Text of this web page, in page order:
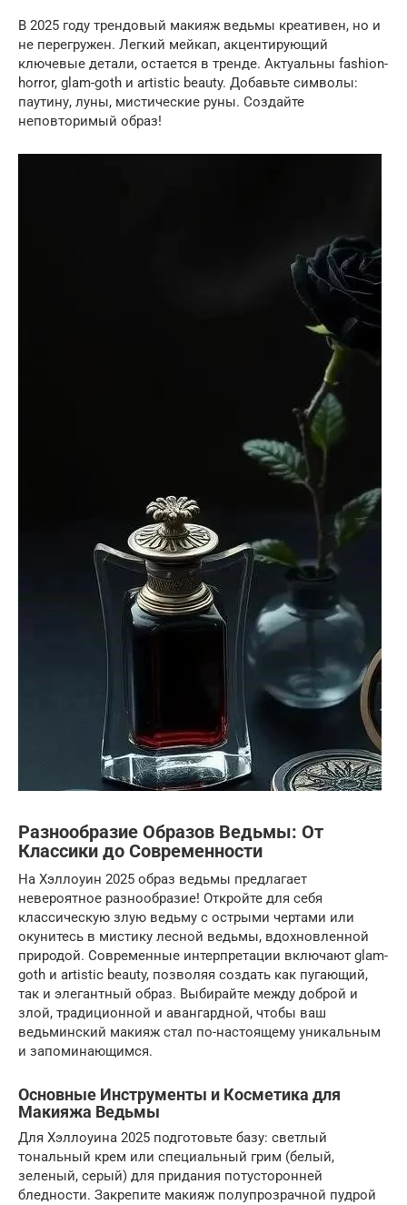
В 2025 году трендовый макияж ведьмы креативен, но и
не перегружен. Легкий мейкап, акцентирующий
ключевые детали, остается в тренде. Актуальны fashion-
horror, glam-goth и artistic beauty. Добавьте символы:
паутину, луны, мистические руны. Создайте
неповторимый образ!
Разнообразие Образов Ведьмы: От
Классики до Современности
На Хэллоуин 2025 образ ведьмы предлагает
невероятное разнообразие! Откройте для себя
классическую злую ведьму с острыми чертами или
окунитесь в мистику лесной ведьмы, вдохновленной
природой. Современные интерпретации включают glam-
goth и artistic beauty, позволяя создать как пугающий,
так и элегантный образ. Выбирайте между доброй и
злой, традиционной и авангардной, чтобы ваш
ведьминский макияж стал по-настоящему уникальным
и запоминающимся.
Основные Инструменты и Косметика для
Макияжа Ведьмы
Для Хэллоуина 2025 подготовьте базу: светлый
тональный крем или специальный грим (белый,
зеленый, серый) для придания потусторонней
бледности. Закрепите макияж полупрозрачной пудрой